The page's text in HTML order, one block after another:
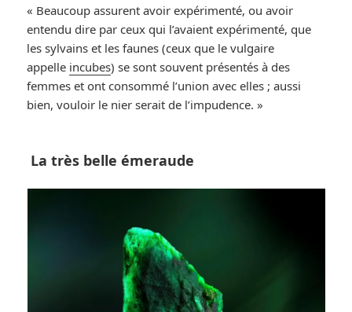
« Beaucoup assurent avoir expérimenté, ou avoir
entendu dire par ceux qui l’avaient expérimenté, que
les sylvains et les faunes (ceux que le vulgaire
appelle incubes) se sont souvent présentés à des
femmes et ont consommé l’union avec elles ; aussi
bien, vouloir le nier serait de l’impudence. »
La très belle émeraude